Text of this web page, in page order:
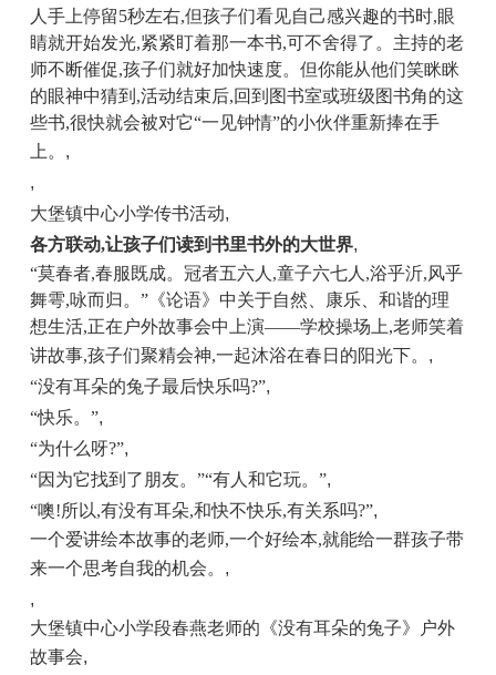
人手上停留5秒左右,但孩子们看见自己感兴趣的书时,眼
睛就开始发光,紧紧盯着那一本书,可不舍得了。主持的老
师不断催促,孩子们就好加快速度。但你能从他们笑眯眯
的眼神中猜到,活动结束后,回到图书室或班级图书角的这
些书,很快就会被对它“一见钟情”的小伙伴重新捧在手
上。 ,
,
大堡镇中心小学传书活动,
各方联动,让孩子们读到书里书外的大世界,
“莫春者,春服既成。冠者五六人,童子六七人,浴乎沂,风乎
舞雩,咏而归。”《论语》中关于自然、康乐、和谐的理
想生活,正在户外故事会中上演——学校操场上,老师笑着
讲故事,孩子们聚精会神,一起沐浴在春日的阳光下。 ,
“没有耳朵的兔子最后快乐吗?”,
“快乐。”,
“为什么呀?”,
“因为它找到了朋友。”“有人和它玩。”,
“噢!所以,有没有耳朵,和快不快乐,有关系吗?”,
一个爱讲绘本故事的老师,一个好绘本,就能给一群孩子带
来一个思考自我的机会。 ,
,
大堡镇中心小学段春燕老师的《没有耳朵的兔子》户外
故事会,